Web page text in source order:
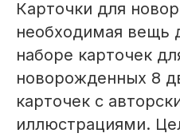
Карточки для
необходимая вещь
наборе карточек
новорожденных 8
карточек с
иллюстрациями.